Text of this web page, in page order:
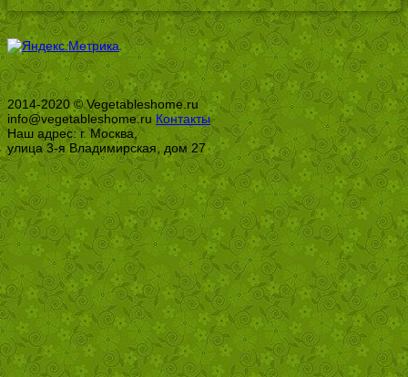
2014-2020 © Vegetableshome.ru
info@vegetableshome.ru Контакты
Наш адрес: г. Москва,
улица 3-я Владимирская, дом 27